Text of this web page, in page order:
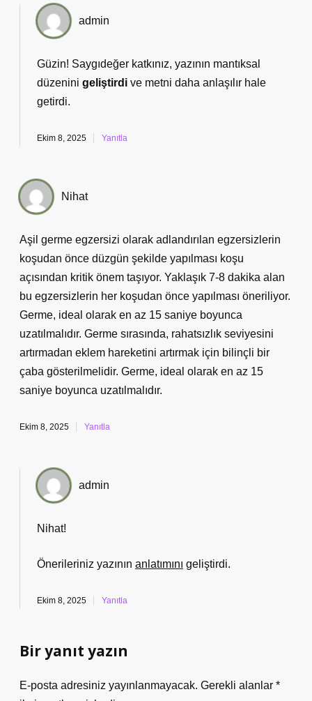
admin
Güzin! Saygıdeğer katkınız, yazının mantıksal
düzenini geliştirdi ve metni daha anlaşılır hale
getirdi.
Ekim 8, 2025 Yanıtla
Nihat
Aşil germe egzersizi olarak adlandırılan egzersizlerin
koşudan önce düzgün şekilde yapılması koşu
açısından kritik önem taşıyor. Yaklaşık 7-8 dakika alan
bu egzersizlerin her koşudan önce yapılması öneriliyor.
Germe, ideal olarak en az 15 saniye boyunca
uzatılmalıdır. Germe sırasında, rahatsızlık seviyesini
artırmadan eklem hareketini artırmak için bilinçli bir
çaba gösterilmelidir. Germe, ideal olarak en az 15
saniye boyunca uzatılmalıdır.
Ekim 8, 2025 Yanıtla
admin
Nihat!
Önerileriniz yazının anlatımını geliştirdi.
Ekim 8, 2025 Yanıtla
Bir yanıt yazın
E-posta adresiniz yayınlanmayacak. Gerekli alanlar *